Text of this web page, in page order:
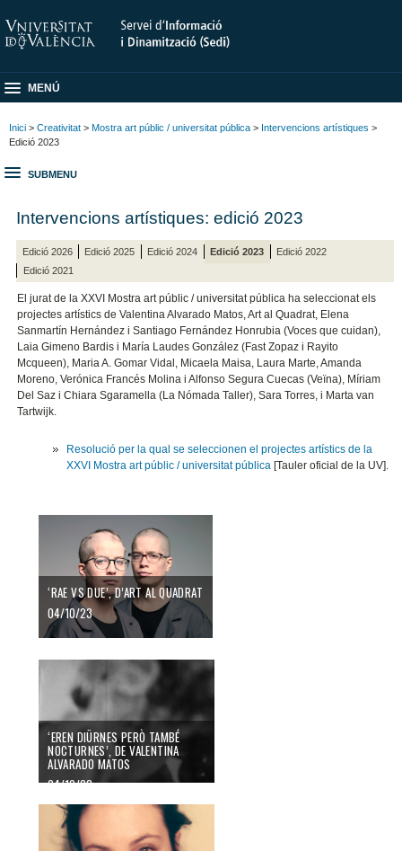
MENÚ
Inici > Creativitat > Mostra art públic / universitat pública > Intervencions artístiques >
Edició 2023
SUBMENU
Intervencions artístiques: edició 2023
Edició 2026 Edició 2025 Edició 2024 Edició 2023
Edició 2022
Edició 2021
El jurat de la XXVI Mostra art públic / universitat pública ha seleccionat els
projectes artísticsde Valentina Alvarado Matos, Art al Quadrat, Elena
Sanmartín Hernández i Santiago Fernández Honrubia (Voces que cuidan),
Laia Gimeno Bardis i María Laudes González (Fast Zopaz i Rayito
Mcqueen), Maria A. Gomar Vidal, Micaela Maisa, Laura Marte, Amanda
Moreno, Verónica Francés Molina i Alfonso Segura Cuecas (Veïna), Míriam
Del Saz i Chiara Sgaramella (La Nómada Taller), Sara Torres, i Marta van
Tartwijk.
Resolució per la qual se seleccionen el projectes artístics de la
XXVI Mostra art públic / universitat pública [Tauler oficial de la UV].
‘RAE VS DUE’, D’ART AL QUADRAT
04/10/23
‘EREN DIÜRNES PERÒ TAMBÉ
NOCTURNES’, DE VALENTINA
ALVARADO MATOS
04/10/23